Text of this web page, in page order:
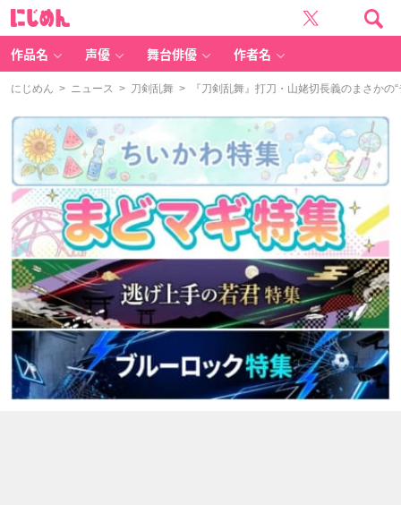
作品名 声優 舞台俳優 作者名
にじめん > ニュース > 刀剣乱舞 > 『刀剣乱舞』打刀・山姥切長義のまさかの